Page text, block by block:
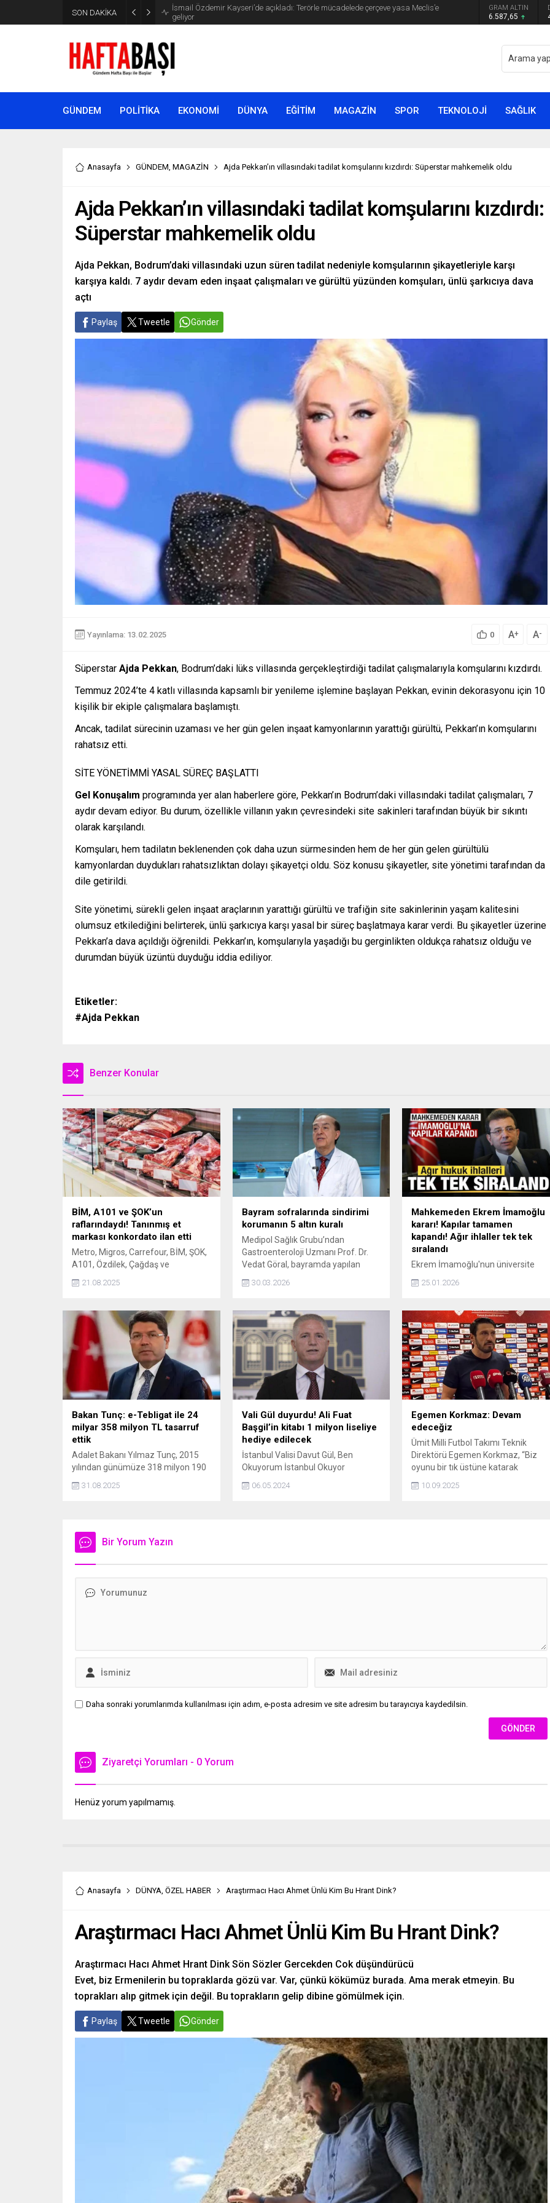
SON DAKİKA Süleyman Soylu ‘çok korktum’ deyip ilk kez açıkladı: En büyük tehdit dışarısıdır! GRAM ALTIN
6.587,65
GÜNDEM POLİTİKA EKONOMİ DÜNYA EĞİTİM MAGAZİN SPOR TEKNOLOJİ SAĞLIK
Anasayfa GÜNDEM, MAGAZİN Ajda Pekkan’ın villasındaki tadilat komşularını kızdırdı: Süperstar mahkemelik oldu
Ajda Pekkan’ın villasındaki tadilat komşularını kızdırdı:
Süperstar mahkemelik oldu
Ajda Pekkan, Bodrum’daki villasındaki uzun süren tadilat nedeniyle komşularının şikayetleriyle karşı
karşıya kaldı. 7 aydır devam eden inşaat çalışmaları ve gürültü yüzünden komşuları, ünlü şarkıcıya dava
açtı
Paylaş Tweetle Gönder
Yayınlama: 13.02.2025 0 A+ A-
Süperstar Ajda Pekkan, Bodrum’daki lüks villasında gerçekleştirdiği tadilat çalışmalarıyla komşularını kızdırdı.
Temmuz 2024’te 4 katlı villasında kapsamlı bir yenileme işlemine başlayan Pekkan, evinin dekorasyonu için 10
kişilik bir ekiple çalışmalara başlamıştı.
Ancak, tadilat sürecinin uzaması ve her gün gelen inşaat kamyonlarının yarattığı gürültü, Pekkan’ın komşularını
rahatsız etti.
SİTE YÖNETİMMİ YASAL SÜREÇ BAŞLATTI
Gel Konuşalım programında yer alan haberlere göre, Pekkan’ın Bodrum’daki villasındaki tadilat çalışmaları, 7
aydır devam ediyor. Bu durum, özellikle villanın yakın çevresindeki site sakinleri tarafından büyük bir sıkıntı
olarak karşılandı.
Komşuları, hem tadilatın beklenenden çok daha uzun sürmesinden hem de her gün gelen gürültülü
kamyonlardan duydukları rahatsızlıktan dolayı şikayetçi oldu. Söz konusu şikayetler, site yönetimi tarafından da
dile getirildi.
Site yönetimi, sürekli gelen inşaat araçlarının yarattığı gürültü ve trafiğin site sakinlerinin yaşam kalitesini
olumsuz etkilediğini belirterek, ünlü şarkıcıya karşı yasal bir süreç başlatmaya karar verdi. Bu şikayetler üzerine
Pekkan’a dava açıldığı öğrenildi. Pekkan’ın, komşularıyla yaşadığı bu gerginlikten oldukça rahatsız olduğu ve
durumdan büyük üzüntü duyduğu iddia ediliyor.
Etiketler:
#Ajda Pekkan
Benzer Konular
BİM, A101 ve ŞOK’un
raflarındaydı! Tanınmış et
markası konkordato ilan etti
Metro, Migros, Carrefour, BİM, ŞOK,
A101, Özdilek, Çağdaş ve
McDonald’s gibi birçok büyük
market zinciri ve restoranın et ve
Erşan Et, mali sıkıntılar nedeniyle
konkordato ilan etti.
21.08.2025
Bayram sofralarında sindirimi
korumanın 5 altın kuralı
Medipol Sağlık Grubu’ndan
Gastroenteroloji Uzmanı Prof. Dr.
Vedat Göral, bayramda yapılan
beslenme hatalarına dikkat çekerek
sağlıklı bir bayram için önemli
30.03.2026
Mahkemeden Ekrem İmamoğlu
kararı! Kapılar tamamen
kapandı! Ağır ihlaller tek tek
sıralandı
Ekrem İmamoğlu'nun üniversite
diplomasının iptaline karşı açtığı
davayı reddetmesine ilişkin
sistematik usulsüzlükler ve ağır
hukuk ihlalleri tek tek sıralandı.
25.01.2026
Bakan Tunç: e-Tebligat ile 24
milyar 358 milyon TL tasarruf
ettik
Adalet Bakanı Yılmaz Tunç, 2015
yılından günümüze 318 milyon 190
göndererek; 11 bin 137 ton kağıt
tasarruf ettik dedi.
31.08.2025
Vali Gül duyurdu! Ali Fuat
Başgil’in kitabı 1 milyon liseliye
hediye edilecek
İstanbul Valisi Davut Gül, Ben
Okuyorum İstanbul Okuyor
Ordinaryüs Prof. Dr. Ali Fuat Başgilin
06.05.2024
Egemen Korkmaz: Devam
edeceğiz
Ümit Milli Futbol Takımı Teknik
Direktörü Egemen Korkmaz, “Biz
oyunu bir tık üstüne katarak
olmadığını söyledim. Gerçekten
10.09.2025
Bir Yorum Yazın
Daha sonraki yorumlarımda kullanılması için adım, e-posta adresim ve site adresim bu tarayıcıya kaydedilsin.
Ziyaretçi Yorumları - 0 Yorum
Henüz yorum yapılmamış.
Anasayfa DÜNYA ÖZEL HABER Araştırmacı Hacı Ahmet Ünlü Kim Bu Hrant Dink?
Araştırmacı Hacı Ahmet Ünlü Kim Bu Hrant Dink?
Araştırmacı Hacı Ahmet Hrant Dink Sön Sözler Gercekden Cok düşündürücü
Evet, biz Ermenilerin bu topraklarda gözü var. Var, çünkü kökümüz burada. Ama merak etmeyin. Bu
toprakları alıp gitmek için değil. Bu toprakların gelip dibine gömülmek için.
Paylaş Tweetle Gönder